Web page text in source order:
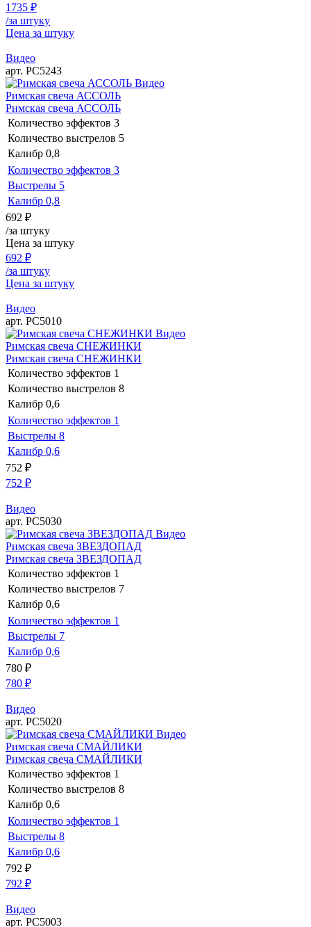
1735 ₽
/за штуку
Цена за штуку
Видео
арт. РС5243
Видео
Римская свеча АССОЛЬ
Римская свеча АССОЛЬ
Количество эффектов 3
Количество выстрелов 5
Калибр 0,8
Количество эффектов 3
Выстрелы 5
Калибр 0,8
692 ₽
/за штуку
Цена за штуку
692 ₽
/за штуку
Цена за штуку
Видео
арт. РС5010
Видео
Римская свеча СНЕЖИНКИ
Римская свеча СНЕЖИНКИ
Количество эффектов 1
Количество выстрелов 8
Калибр 0,6
Количество эффектов 1
Выстрелы 8
Калибр 0,6
752 ₽
752 ₽
Видео
арт. РС5030
Видео
Римская свеча ЗВЕЗДОПАД
Римская свеча ЗВЕЗДОПАД
Количество эффектов 1
Количество выстрелов 7
Калибр 0,6
Количество эффектов 1
Выстрелы 7
Калибр 0,6
780 ₽
780 ₽
Видео
арт. РС5020
Видео
Римская свеча СМАЙЛИКИ
Римская свеча СМАЙЛИКИ
Количество эффектов 1
Количество выстрелов 8
Калибр 0,6
Количество эффектов 1
Выстрелы 8
Калибр 0,6
792 ₽
792 ₽
Видео
арт. РС5003